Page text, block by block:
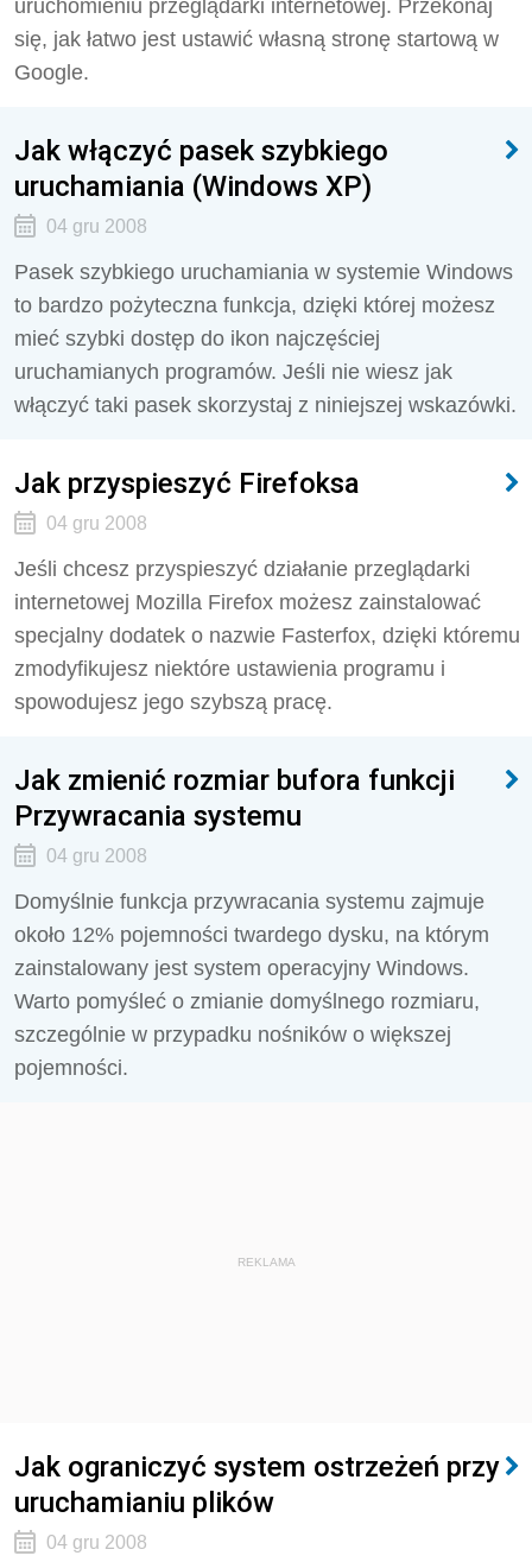
uruchomieniu przeglądarki internetowej. Przekonaj
się, jak łatwo jest ustawić własną stronę startową w
Google.
Jak włączyć pasek szybkiego
uruchamiania (Windows XP)
04 gru 2008
Pasek szybkiego uruchamiania w systemie Windows
to bardzo pożyteczna funkcja, dzięki której możesz
mieć szybki dostęp do ikon najczęściej
uruchamianych programów. Jeśli nie wiesz jak
włączyć taki pasek skorzystaj z niniejszej wskazówki.
Jak przyspieszyć Firefoksa
04 gru 2008
Jeśli chcesz przyspieszyć działanie przeglądarki
internetowej Mozilla Firefox możesz zainstalować
specjalny dodatek o nazwie Fasterfox, dzięki któremu
zmodyfikujesz niektóre ustawienia programu i
spowodujesz jego szybszą pracę.
Jak zmienić rozmiar bufora funkcji
Przywracania systemu
04 gru 2008
Domyślnie funkcja przywracania systemu zajmuje
około 12% pojemności twardego dysku, na którym
zainstalowany jest system operacyjny Windows.
Warto pomyśleć o zmianie domyślnego rozmiaru,
szczególnie w przypadku nośników o większej
pojemności.
REKLAMA
Jak ograniczyć system ostrzeżeń przy
uruchamianiu plików
04 gru 2008